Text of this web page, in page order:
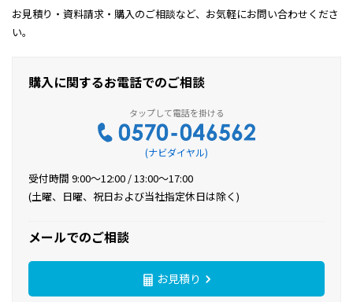
お見積り・資料請求・購入のご相談など、お気軽にお問い合わせくださ
い。
購入に関するお電話でのご相談
(ナビダイヤル)
受付時間 9:00〜12:00 / 13:00〜17:00
(土曜、日曜、祝日および当社指定休日は除く)
メールでのご相談
お見積り